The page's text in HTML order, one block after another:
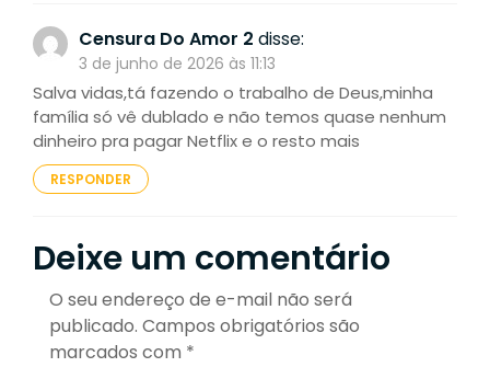
Censura Do Amor 2 disse:
3 de junho de 2026 às 11:13
Salva vidas,tá fazendo o trabalho de Deus,minha
família só vê dublado e não temos quase nenhum
dinheiro pra pagar Netflix e o resto mais
RESPONDER
Deixe um comentário
O seu endereço de e-mail não será
publicado. Campos obrigatórios são
marcados com *